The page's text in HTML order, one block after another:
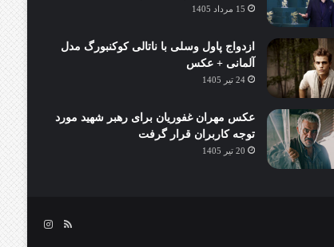
15 مرداد 1405
ازدواج پاول وسلی با ناتالی کوکنبورگ مدل
آلمانی + عکس
24 تیر 1405
عکس مهران غفوریان برای رهبر شهید مورد
توجه کاربران قرار گرفت
20 تیر 1405
خوراکاینستاگرام